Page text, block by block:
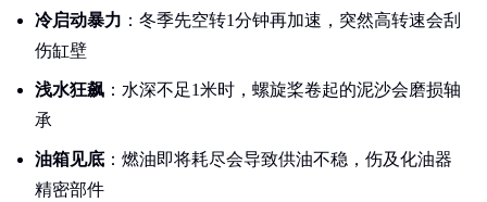
冷启动暴力 ：冬季先空转1分钟再加速，突然高转速会刮
伤缸壁
浅水狂飙 ：水深不足1米时，螺旋桨卷起的泥沙会磨损轴
承
油箱见底 ：燃油即将耗尽会导致供油不稳，伤及化油器
精密部件